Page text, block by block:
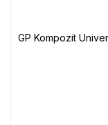
GP Kompozit